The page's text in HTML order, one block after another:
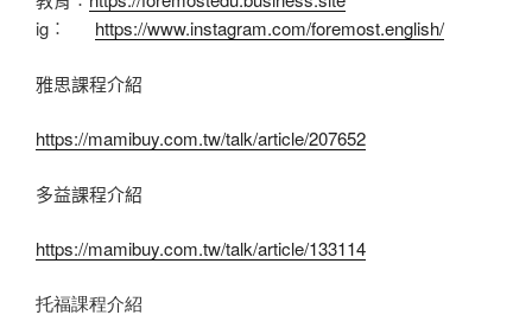
ig︰ https://www.instagram.com/foremost.english/
雅思課程介紹
https://mamibuy.com.tw/talk/article/207652
多益課程介紹
https://mamibuy.com.tw/talk/article/133114
托福課程介紹